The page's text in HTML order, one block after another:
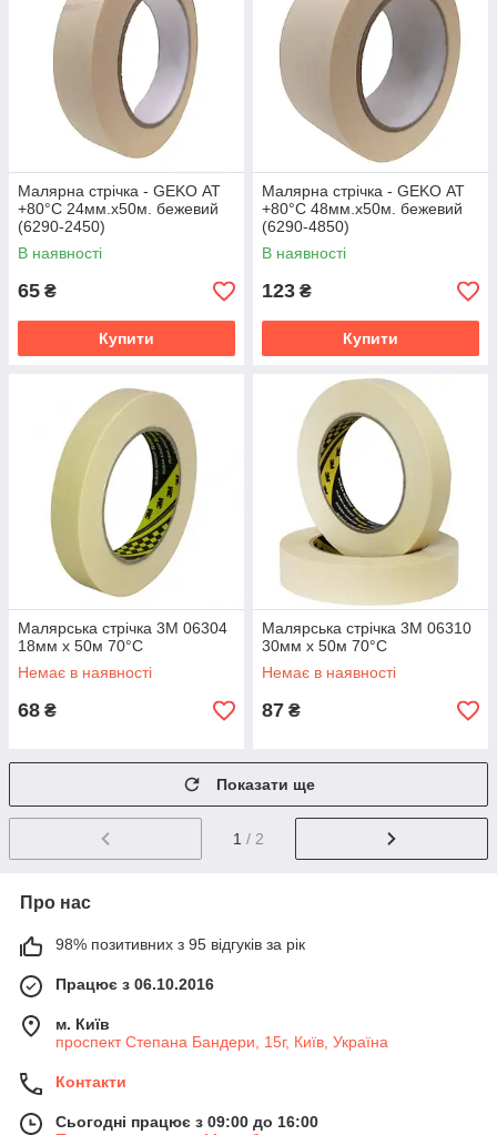
Малярна стрічка - GEKO АТ
+80°С 24мм.x50м. бежевий
(6290-2450)
В наявності
65 ₴
Купити
Малярна стрічка - GEKO АТ
+80°С 48мм.x50м. бежевий
(6290-4850)
В наявності
123 ₴
Купити
Малярська стрічка 3M 06304
18мм х 50м 70°C
Немає в наявності
68 ₴
Малярська стрічка 3M 06310
30мм х 50м 70°C
Немає в наявності
87 ₴
Показати ще
1 / 2
Про нас
98% позитивних з 95 відгуків за рік
Працює з 06.10.2016
м. Київ
проспект Степана Бандери, 15г, Київ, Україна
Контакти
Сьогодні працює з 09:00 до 16:00